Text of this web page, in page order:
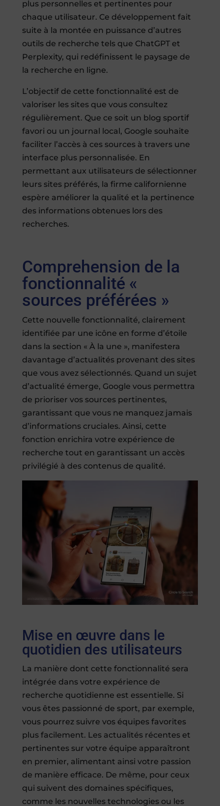
plus personnelles et pertinentes pour
chaque utilisateur. Ce développement fait
suite à la montée en puissance d’autres
outils de recherche tels que ChatGPT et
Perplexity, qui redéfinissent le paysage de
la recherche en ligne.
L’objectif de cette fonctionnalité est de
valoriser les sites que vous consultez
régulièrement. Que ce soit un blog sportif
favori ou un journal local, Google souhaite
faciliter l’accès à ces sources à travers une
interface plus personnalisée. En
permettant aux utilisateurs de sélectionner
leurs sites préférés, la firme californienne
espère améliorer la qualité et la pertinence
des informations obtenues lors des
recherches.
Comprehension de la
fonctionnalité «
sources préférées »
Cette nouvelle fonctionnalité, clairement
identifiée par une icône en forme d’étoile
dans la section « À la une », manifestera
davantage d’actualités provenant des sites
que vous avez sélectionnés. Quand un sujet
d’actualité émerge, Google vous permettra
de prioriser vos sources pertinentes,
garantissant que vous ne manquez jamais
d’informations cruciales. Ainsi, cette
fonction enrichira votre expérience de
recherche tout en garantissant un accès
privilégié à des contenus de qualité.
Mise en œuvre dans le
quotidien des utilisateurs
La manière dont cette fonctionnalité sera
intégrée dans votre expérience de
recherche quotidienne est essentielle. Si
vous êtes passionné de sport, par exemple,
vous pourrez suivre vos équipes favorites
plus facilement. Les actualités récentes et
pertinentes sur votre équipe apparaîtront
en premier, alimentant ainsi votre passion
de manière efficace. De même, pour ceux
qui suivent des domaines spécifiques,
comme les nouvelles technologies ou les